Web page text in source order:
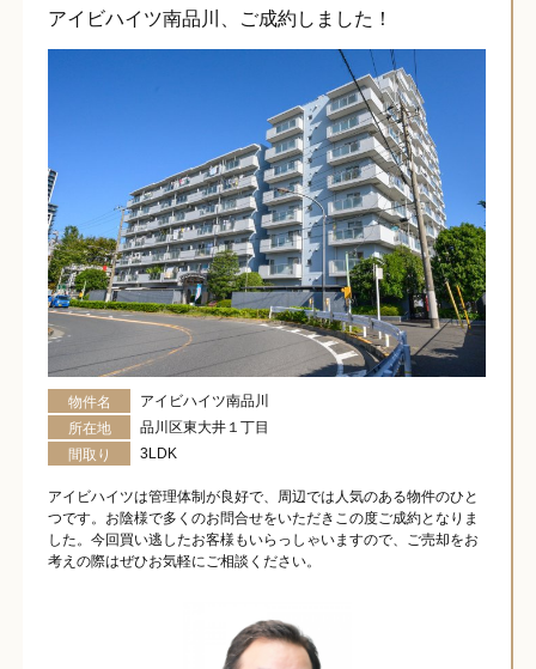
アイビハイツ南品川、ご成約しました！
物件名
アイビハイツ南品川
所在地
品川区東大井１丁目
間取り
3LDK
アイビハイツは管理体制が良好で、周辺では人気のある物件のひと
つです。お陰様で多くのお問合せをいただきこの度ご成約となりま
した。今回買い逃したお客様もいらっしゃいますので、ご売却をお
考えの際はぜひお気軽にご相談ください。